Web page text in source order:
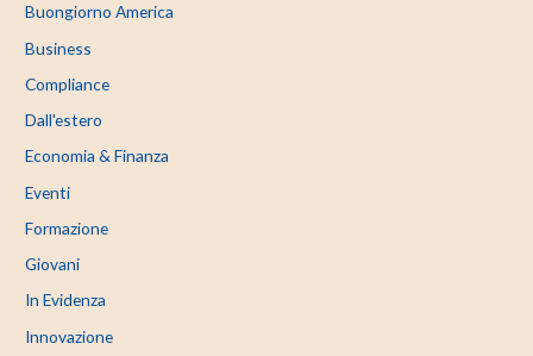
Buongiorno America
Business
Compliance
Dall'estero
Economia & Finanza
Eventi
Formazione
Giovani
In Evidenza
Innovazione